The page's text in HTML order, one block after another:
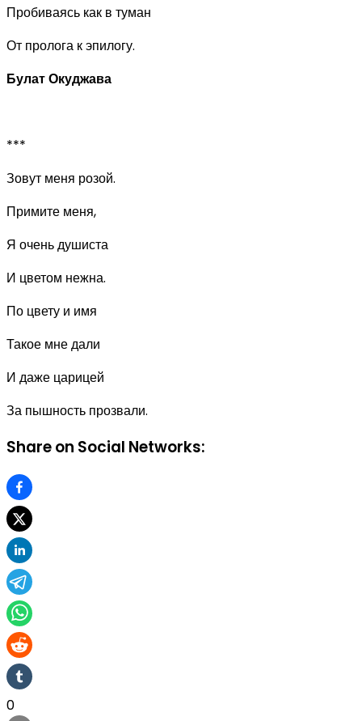
Пробиваясь как в туман
От пролога к эпилогу.
Булат Окуджава
***
Зовут меня розой.
Примите меня,
Я очень душиста
И цветом нежна.
По цвету и имя
Такое мне дали
И даже царицей
За пышность прозвали.
Share on Social Networks:
0